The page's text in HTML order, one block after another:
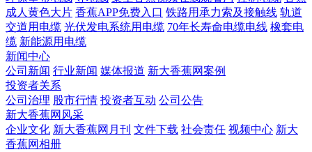
成人黄色大片 香蕉APP免费入口 铁路用承力索及接触线 轨道
交道用电缆 光伏发电系统用电缆 70年长寿命电缆电线 橡套电
缆 新能源用电缆
新闻中心
公司新闻 行业新闻 媒体报道 新大香蕉网案例
投资者关系
公司治理 股市行情 投资者互动 公司公告
新大香蕉网风采
企业文化 新大香蕉网月刊 文件下载 社会责任 视频中心 新大
香蕉网相册